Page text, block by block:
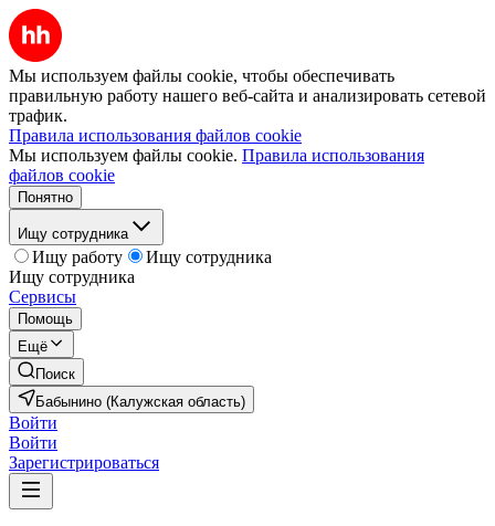
Мы используем файлы cookie, чтобы обеспечивать
правильную работу нашего веб-сайта и анализировать сетевой
трафик.
Правила использования файлов cookie
Мы используем файлы cookie. Правила использования
файлов cookie
Понятно
Ищу сотрудника
Ищу работу
Ищу сотрудника
Ищу сотрудника
Сервисы
Помощь
Ещё
Поиск
Бабынино (Калужская область)
Войти
Войти
Зарегистрироваться